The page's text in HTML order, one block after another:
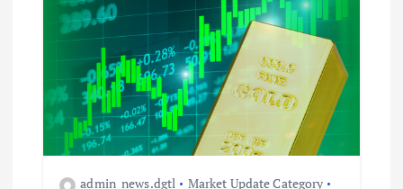
admin_news.dgtl
Market Update Category